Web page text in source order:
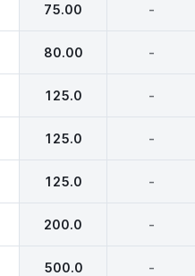
75.00 -
80.00 -
125.0 -
125.0 -
125.0 -
200.0 -
500.0 -